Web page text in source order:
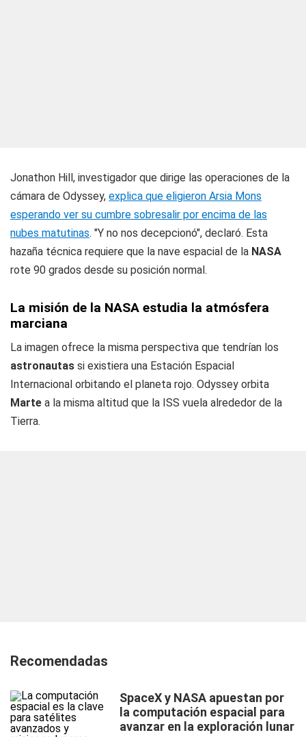
Jonathon Hill, investigador que dirige las operaciones de la
cámara de Odyssey, explica que eligieron Arsia Mons
esperando ver su cumbre sobresalir por encima de las
nubes matutinas. "Y no nos decepcionó", declaró. Esta
hazaña técnica requiere que la nave espacial de la NASA
rote 90 grados desde su posición normal.
La misión de la NASA estudia la atmósfera
marciana
La imagen ofrece la misma perspectiva que tendrían los
astronautas si existiera una Estación Espacial
Internacional orbitando el planeta rojo. Odyssey orbita
Marte a la misma altitud que la ISS vuela alrededor de la
Tierra.
Recomendadas
SpaceX y NASA apuestan por
la computación espacial para
avanzar en la exploración lunar